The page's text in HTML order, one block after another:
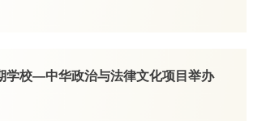
学校—中华政治与法律文化项目举办